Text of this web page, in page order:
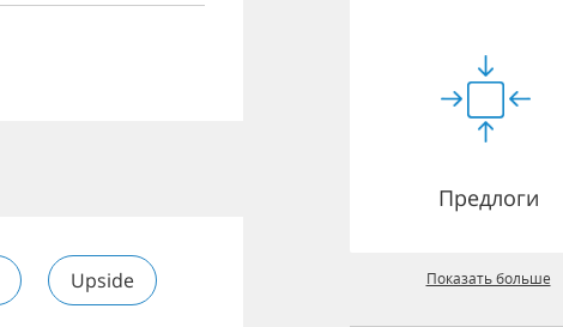
Upside
Предлоги
Показать больше